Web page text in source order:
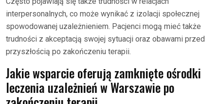
interpersonalnych, co może wynikać z izolacji społecznej
spowodowanej uzależnieniem. Pacjenci mogą mieć także
trudności z akceptacją swojej sytuacji oraz obawami przed
przyszłością po zakończeniu terapii.
Jakie wsparcie oferują zamknięte ośrodki
leczenia uzależnień w Warszawie po